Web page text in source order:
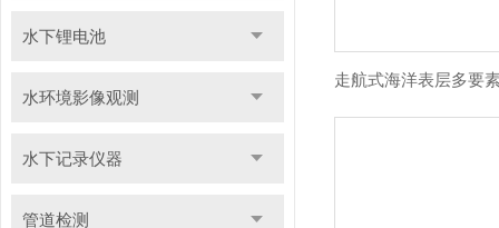
水下锂电池
水环境影像观测
水下记录仪器
管道检测